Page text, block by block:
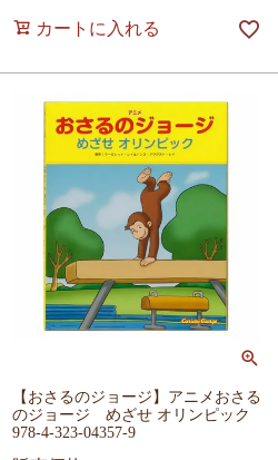
カートに入れる
【おさるのジョージ】アニメおさる
のジョージ めざせ オリンピック
978-4-323-04357-9